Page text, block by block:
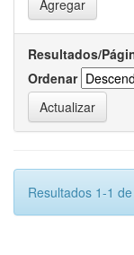
Resultados/
Ordenar
Resultados 1-1